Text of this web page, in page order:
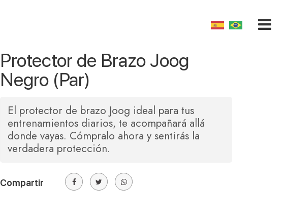
Protector de Brazo Joog
Negro (Par)
El protector de brazo Joog ideal para tus
entrenamientos diarios, te acompañará allá
donde vayas. Cómpralo ahora y sentirás la
verdadera protección.
Compartir